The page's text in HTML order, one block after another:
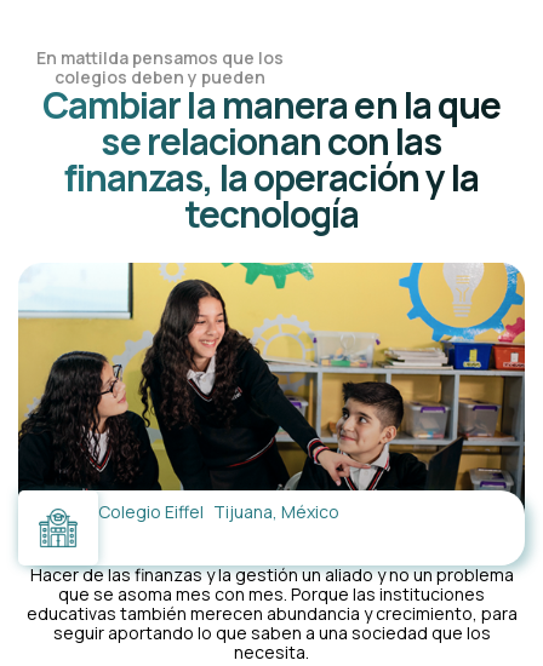
En mattilda pensamos que los
colegios deben y pueden
Cambiar la manera en la que
se relacionan con las
finanzas, la operación y la
tecnología
Colegio Eiffel Tijuana, México
Hacer de las finanzas y la gestión un aliado y no un problema
que se asoma mes con mes. Porque las instituciones
educativas también merecen abundancia y crecimiento, para
seguir aportando lo que saben a una sociedad que los
necesita.